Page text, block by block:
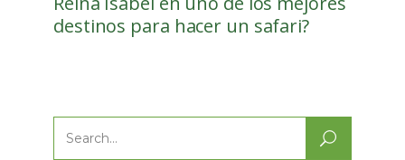
destinos para hacer un safari?
Search